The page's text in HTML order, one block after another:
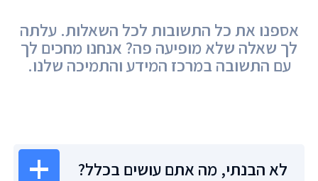
לא הבנתי, מה אתם עושים בכלל?
אספנו את כל התשובות לכל השאלות. עלתה
לך שאלה שלא מופיעה פה? אנחנו מחכים לך
עם התשובה במרכז המידע והתמיכה שלנו.